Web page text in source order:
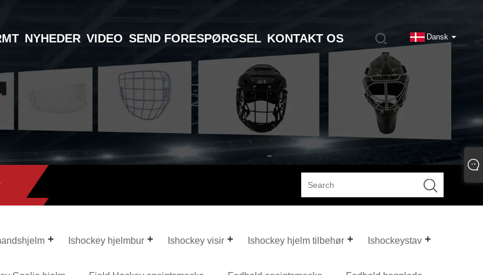
Dansk
NYHEDER VIDEO SEND FORESPØRGSEL KONTAKT OS
Ishockey hjelmbur Ishockey visir Ishockey hjelm tilbehør Ishockeystav